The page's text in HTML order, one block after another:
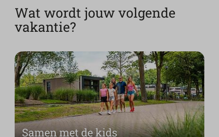
Wat wordt jouw volgende
vakantie?
Samen met de kids